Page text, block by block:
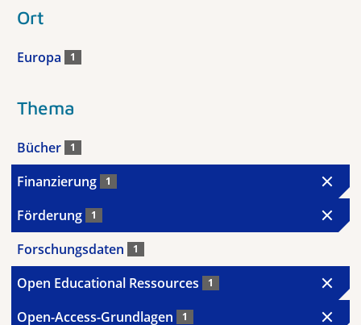
Ort
Europa 1
Thema
Bücher 1
Finanzierung 1
Förderung 1
Forschungsdaten 1
Open Educational Ressources 1
Open-Access-Grundlagen 1